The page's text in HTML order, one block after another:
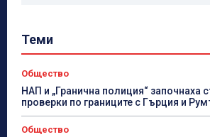
Теми
Общество
НАП и „Гранична полиция“ започнаха
проверки по границите с Гърция и
Общество